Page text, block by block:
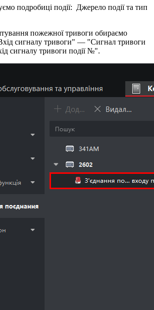
подробиці події: Джерело події та тип
пожежної тривоги обираємо
сигналу тривоги" — "Сигнал тривоги
сигналу тривоги події №".